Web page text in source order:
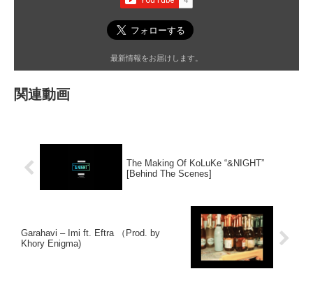
最新情報をお届けします。
関連動画
The Making Of KoLuKe “&NIGHT”
[Behind The Scenes]
Garahavi – Imi ft. Eftra （Prod. by
Khory Enigma)